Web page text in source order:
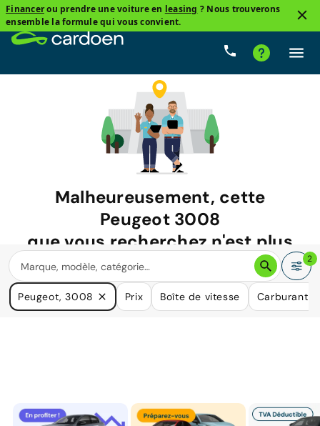
Financerou prendre une voiture en leasing ? Nous trouverons
ensemble la formule qui vous convient.
Malheureusement, cette
Peugeot 3008
que vous recherchez n'est plus
disponible.
Nous avons de nombreuses voitures qui pourraient répondre
à vos besoins.
2
Peugeot, 3008 Prix Boîte de vitesse Carburant